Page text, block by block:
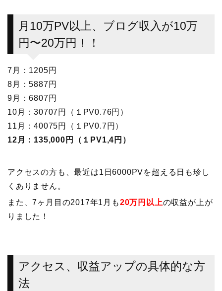
月10万PV以上、ブログ収入が10万
円〜20万円！！
7月：1205円
8月：5887円
9月：6807円
10月：30707円（１PV0.76円）
11月：40075円（１PV0.7円）
12月：135,000円（１PV1,4円）
アクセスの方も、最近は1日6000PVを超える日も珍し
くありません。
また、7ヶ月目の2017年1月も20万円以上の収益が上が
りました！
アクセス、収益アップの具体的な方
法